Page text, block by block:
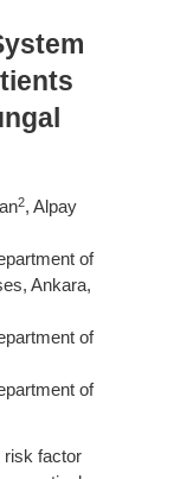
2, Alpay
of
Ankara,
of
of
risk factor